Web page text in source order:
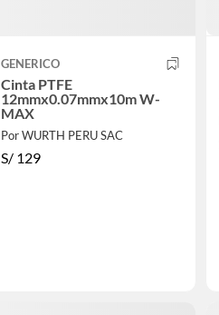
GENERICO
Cinta PTFE
12mmx0.07mmx10m W-
MAX
Por WURTH PERU SAC
S/ 129